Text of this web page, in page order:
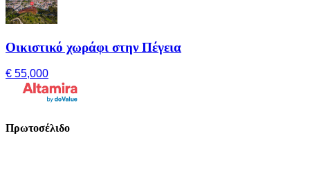
Οικιστικό χωράφι στην Πέγεια
€ 55,000
Πρωτοσέλιδο